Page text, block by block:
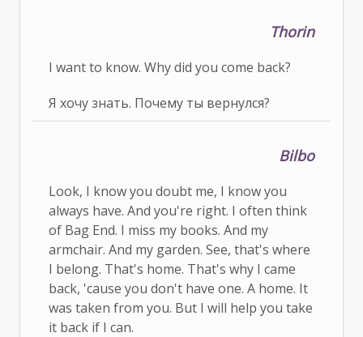
Thorin
I want to know. Why did you come back?
Я хочу знать. Почему ты вернулся?
Bilbo
Look, I know you doubt me, I know you
always have. And you're right. I often think
of Bag End. I miss my books. And my
armchair. And my garden. See, that's where
I belong. That's home. That's why I came
back, 'cause you don't have one. A home. It
was taken from you. But I will help you take
it back if I can.